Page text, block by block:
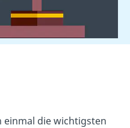
einmal die wichtigsten